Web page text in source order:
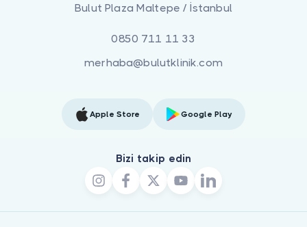
Bulut Plaza Maltepe / İstanbul
0850 711 11 33
merhaba@bulutklinik.com
Apple Store Google Play
Bizi takip edin